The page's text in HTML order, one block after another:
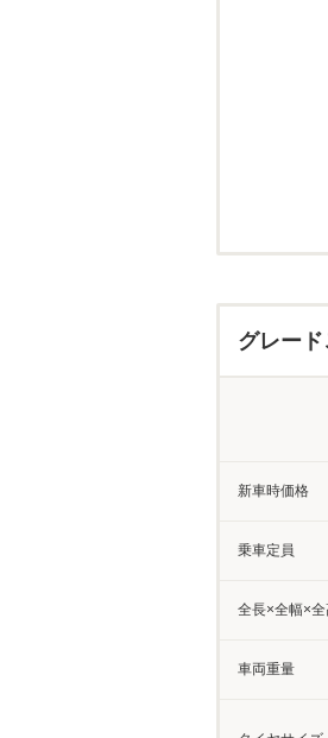
グレー
新車時価格
乗車定員
全長×全幅×
車両重量